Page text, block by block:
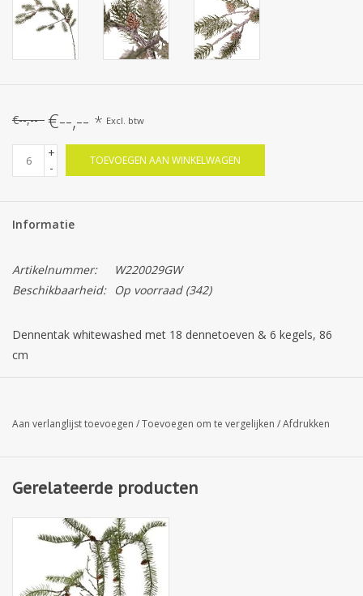
€--,-- €--,-- * Excl. btw
+
-
TOEVOEGEN AAN WINKELWAGEN
Informatie
Artikelnummer:
W220029GW
Beschikbaarheid:
Op voorraad(342)
Dennentak whitewashed met 18 dennetoeven & 6 kegels, 86
cm
Aan verlanglijst toevoegen /Toevoegen om te vergelijken /Afdrukken
Gerelateerde producten